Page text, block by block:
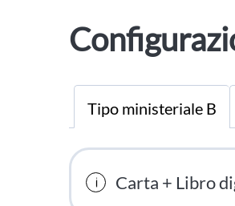
Tipo ministeriale B
Carta + Libro